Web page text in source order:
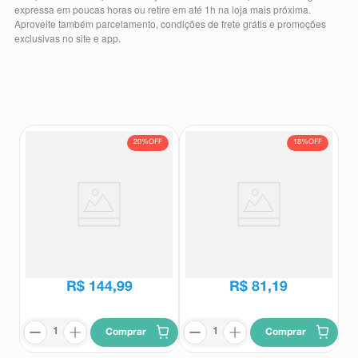
expressa em poucas horas ou retire em até 1h na loja mais próxima.
Aproveite também parcelamento, condições de frete grátis e promoções
exclusivas no site e app.
20%OFF
Suplemento Alimentar Mag-B 60
R$ 144,99
Comprar
18%OFF
Suplemento Alimentar Mag-B 30
R$ 81 ,19
Comprar
8º teste gravidez
9º esmalte